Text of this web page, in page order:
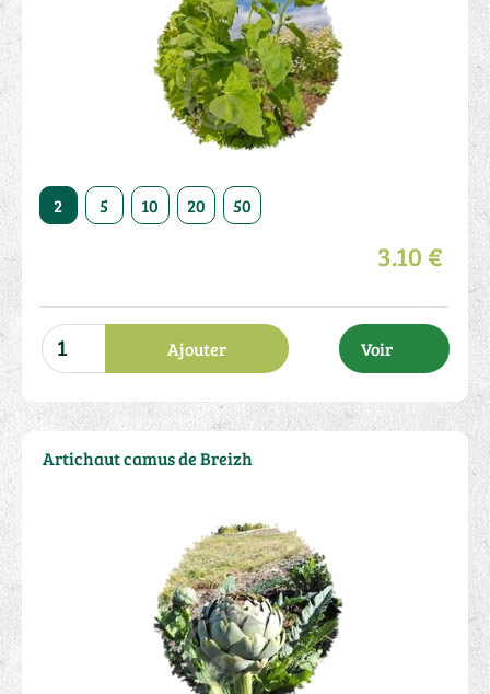
2 5 10 20 50
3.10 €
Ajouter Voir
Artichaut camus de Breizh